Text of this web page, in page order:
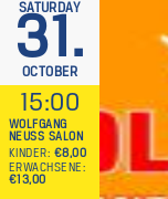
SATURDAY
31.
OCTOBER
15:00
WOLFGANG
NEUSS SALON
KINDER
€8,00
ERWACHSENE
€13,00